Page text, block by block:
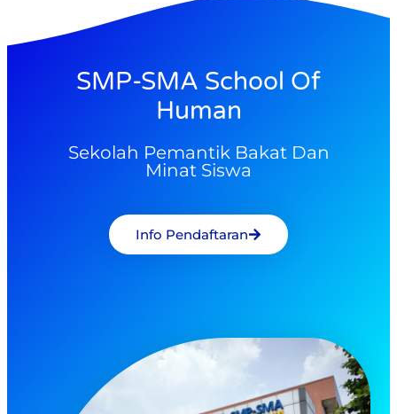
SMP-SMA School Of
Human
Sekolah Pemantik Bakat Dan
Minat Siswa
Info Pendaftaran